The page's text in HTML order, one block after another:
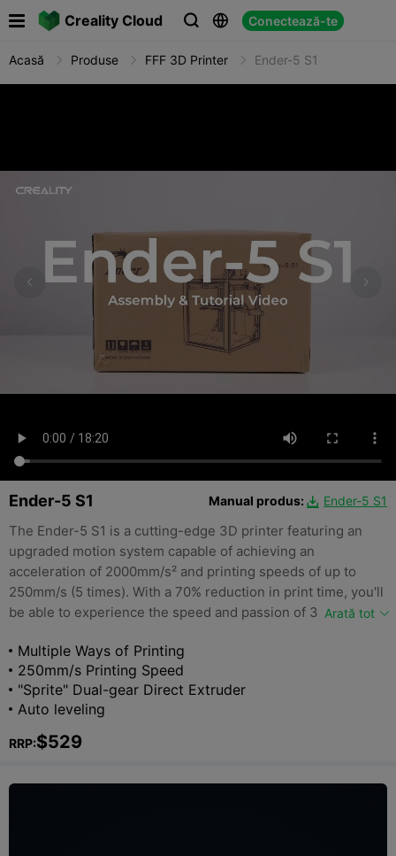
Creality Cloud   Conectează-te
Acasă Produse FFF 3D Printer Ender-5 S1
Ender-5 S1 Manual produs:  Ender-5 S1
The Ender-5 S1 is a cutting-edge 3D printer featuring an
upgraded motion system capable of achieving an
acceleration of 2000mm/s² and printing speeds of up to
250mm/s (5 times). With a 70% reduction in print time, you'll
be able to experience the speed and passion of 3D printing
Arată tot
Multiple Ways of Printing
250mm/s Printing Speed
"Sprite" Dual-gear Direct Extruder
Auto leveling
RRP:$529